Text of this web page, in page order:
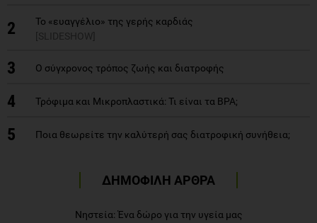
2
Το «ευαγγέλιο» της γερής καρδιάς
[SLIDESHOW]
3 Ο σύγχρονος τρόπος ζωής και διατροφής
4 Τρόφιμα και Μικροπλαστικά: Τι είναι τα BPA;
5 Ποια θεωρείτε την καλύτερή σας διατροφική συνήθεια;
ΔΗΜΟΦΙΛΗ ΑΡΘΡΑ
Νηστεία: Ένα δώρο για την υγεία μας